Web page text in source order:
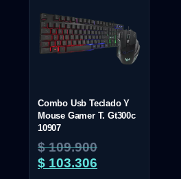
Combo Usb Teclado Y
Mouse Gamer T. Gt300c
10907
$109.900
$ 103.306